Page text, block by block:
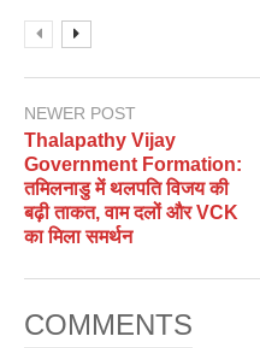
NEWER POST
Thalapathy Vijay
Government Formation:
तमिलनाडु में थलपति विजय की
बढ़ी ताकत, वाम दलों और VCK
का मिला समर्थन
COMMENTS